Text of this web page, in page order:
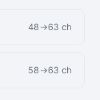
48→63 ch
58→63 ch